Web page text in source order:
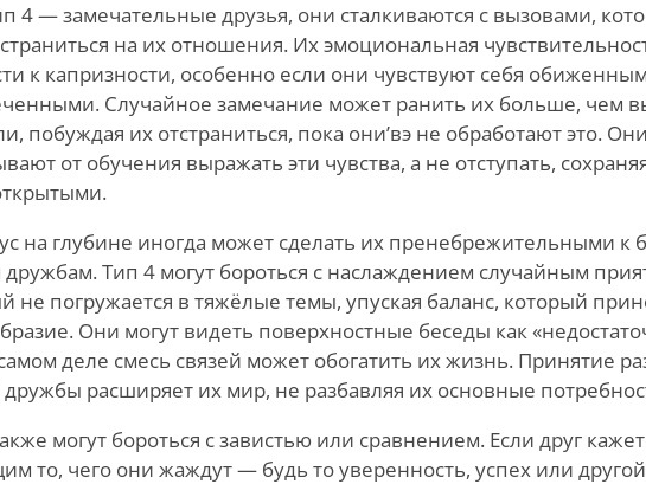
4 — замечательные друзья, они сталкиваются с вызовами,
на их отношения. Их эмоциональная
к капризности, особенно если они чувствуют себя
Случайное замечание может ранить их больше, чем
побуждая их отстраниться, пока они’вэ не обработают это. Они
от обучения выражать эти чувства, а не отступать,
на глубине иногда может сделать их пренебрежительными к
дружбам. Тип 4 могут бороться с наслаждением случайным
не погружается в тяжёлые темы, упуская баланс, который
Они могут видеть поверхностные беседы как«
деле смесь связей может обогатить их жизнь. Принятие
дружбы расширяет их мир, не разбавляя их основные
могут бороться с завистью или сравнением. Если друг
то, чего они жаждут — будь то уверенность, успех или